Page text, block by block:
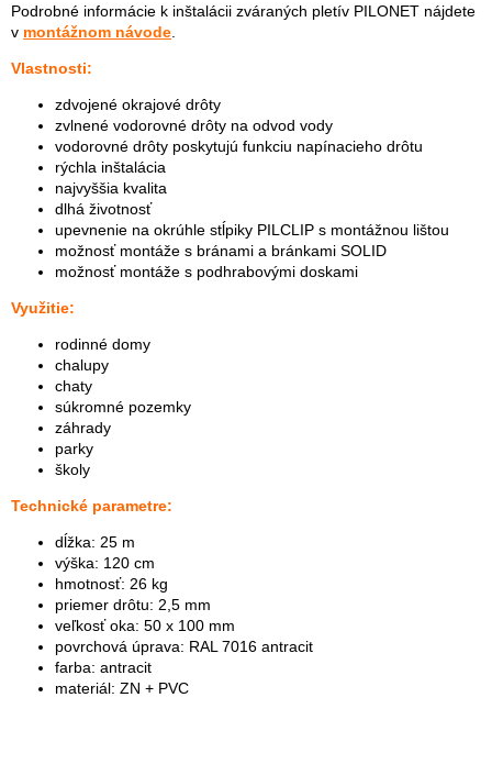
Podrobné informácie k inštalácii zváraných pletív PILONET nájdete
v montážnom návode
Vlastnosti:
zdvojené okrajové drôty
zvlnené vodorovné drôty na odvod vody
vodorovné drôty poskytujú funkciu napínacieho drôtu
rýchla inštalácia
najvyššia kvalita
dlhá životnosť
upevnenie na okrúhle stĺpiky PILCLIP s montážnou lištou
možnosť montáže s bránami a bránkami SOLID
možnosť montáže s podhrabovými doskami
Využitie:
rodinné domy
chalupy
chaty
súkromné ​​pozemky
záhrady
parky
školy
Technické parametre:
dĺžka: 25 m
výška: 120 cm
hmotnosť: 26 kg
priemer drôtu: 2,5 mm
veľkosť oka: 50 x 100 mm
povrchová úprava: RAL 7016 antracit
farba: antracit
materiál: ZN + PVC